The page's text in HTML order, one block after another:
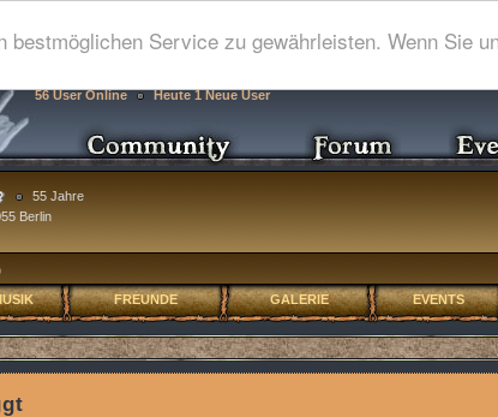
Service zu gewährleisten. Wenn Sie
56 User Online Heute 1 Neue User
55 Jahre
Berlin
FREUNDE GALERIE EVENTS